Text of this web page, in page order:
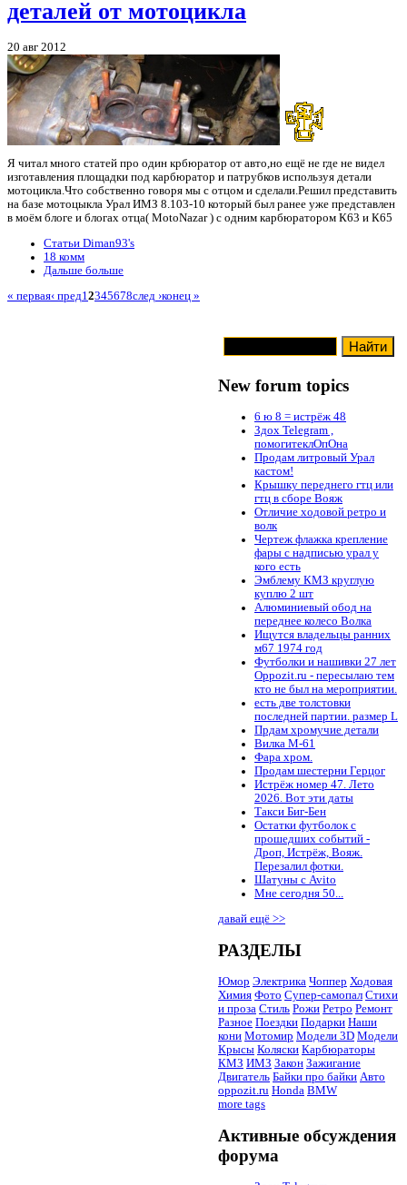
деталей от мотоцикла
20 авг 2012
Я читал много статей про один крбюратор от авто,но ещё не где не видел
изготавления площадки под карбюратор и патрубков используя детали
мотоцикла.Что собственно говоря мы с отцом и сделали.Решил представить
на базе мотоцыкла Урал ИМЗ 8.103-10 который был ранее уже представлен
в моём блоге и блогах отца( MotoNazar ) с одним карбюратором К63 и К65
Статьи Diman93's
18 комм
Дальше больше
« первая‹ пред1 2345678след ›конец »
New forum topics
6 ю 8 = истрёж 48
Здох Telegram ,
помогитеклОпОна
Продам литровый Урал
кастом!
Крышку переднего гтц или
гтц в сборе Вояж
Отличие ходовой ретро и
волк
Чертеж флажка крепление
фары с надписью урал у
кого есть
Эмблему КМЗ круглую
куплю 2 шт
Алюминиевый обод на
переднее колесо Волка
Ищутся владельцы ранних
м67 1974 год
Футболки и нашивки 27 лет
Oppozit.ru - пересылаю тем
кто не был на мероприятии.
есть две толстовки
последней партии. размер L
Прдам хромучие детали
Вилка М-61
Фара хром.
Продам шестерни Герцог
Истрёж номер 47. Лето
2026. Вот эти даты
Такси Биг-Бен
Остатки футболок с
прошедших событий -
Дроп, Истрёж, Вояж.
Перезалил фотки.
Шатуны с Avito
Мне сегодня 50...
давай ещё >>
РАЗДЕЛЫ
Юмор Электрика Чоппер Ходовая
Химия Фото Супер-самопал Стихи
и проза Стиль Рожи Ретро Ремонт
Разное Поездки Подарки Наши
кони Мотомир Модели 3D Модели
Крысы Коляски Карбюраторы
КМЗ ИМЗ Закон Зажигание
Двигатель Байки про байки Авто
oppozit.ru Honda BMW
more tags
Активные обсуждения
форума